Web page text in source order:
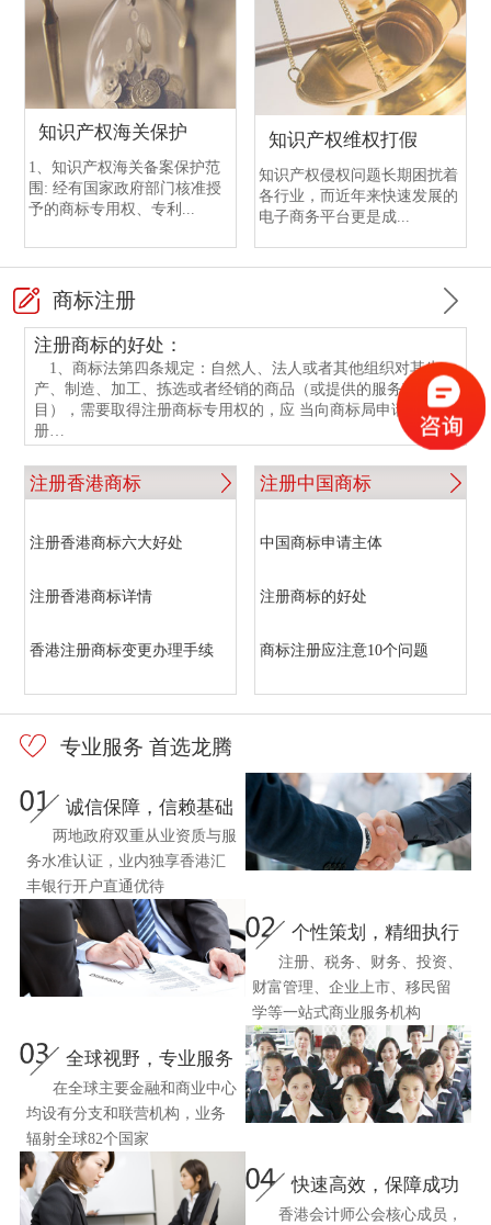
香港中国银行开户
香港中行与国内中行开户的不同点
中国银行开户手续
中银香港银行开户所需文件
香港渣打银行与国内渣打银行区别
渣打银行开户流程
香港渣打银行与国内渣打银行开户情况
香港渣打银行开户指南
渣打银行开户资料
恒生银行开户
香港恒生银行介绍
知识产权海关保护
1、知识产权海关备案保护范
围: 经有国家政府部门核准授
予的商标专用权、专利...
知识产权维权打假
知识产权侵权问题长期困扰着
各行业，而近年来快速发展的
电子商务平台更是成...
商标注册
注册商标的好处：
1、商标法第四条规定：自然人、法人或者其他组织对其生
产、制造、加工、拣选或者经销的商品（或提供的服务项
目），需要取得注册商标专用权的，应 当向商标局申请商标注
册…
注册香港商标
注册香港商标六大好处
注册香港商标详情
香港注册商标变更办理手续
注册中国商标
中国商标申请主体
注册商标的好处
商标注册应注意10个问题
专业服务 首选龙腾
诚信保障，信赖基础
两地政府双重从业资质与服
务水准认证，业内独享香港汇
丰银行开户直通优待
个性策划，精细执行
注册、税务、财务、投资、
财富管理、企业上市、移民留
学等一站式商业服务机构
全球视野，专业服务
在全球主要金融和商业中心
均设有分支和联营机构，业务
辐射全球82个国家
快速高效，保障成功
香港会计师公会核心成员，